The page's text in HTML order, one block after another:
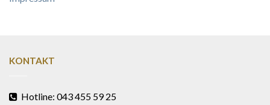
KONTAKT
Hotline: 043 455 59 25